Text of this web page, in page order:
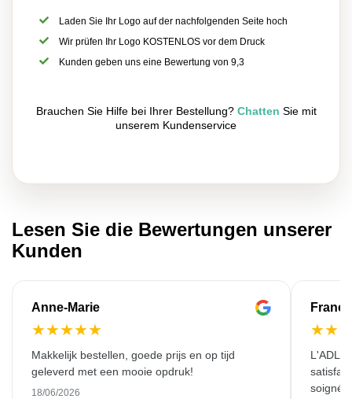
Laden Sie Ihr Logo auf der nachfolgenden Seite hoch
Wir prüfen Ihr Logo KOSTENLOS vor dem Druck
Kunden geben uns eine Bewertung von 9,3
Brauchen Sie Hilfe bei Ihrer Bestellung? Chatten Sie mit
unserem Kundenservice
Lesen Sie die Bewertungen unserer
Kunden
Anne-Marie
★★★★★
Makkelijk bestellen, goede prijs en op tijd
geleverd met een mooie opdruk!
18/06/2026
★★
L'ADL
soigné